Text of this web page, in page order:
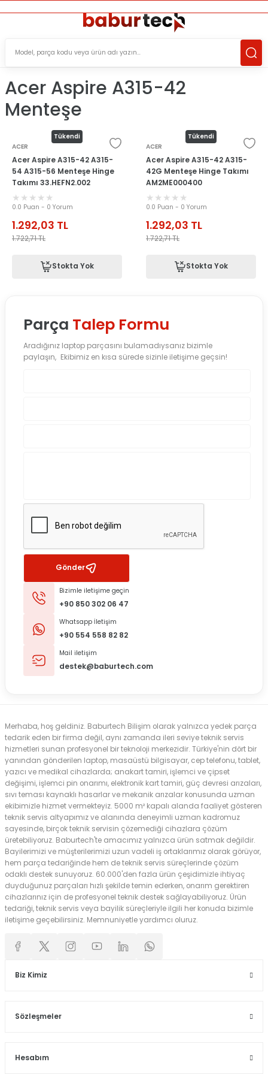
Acer Aspire A315-42
Menteşe
Tükendi
ACER
Acer Aspire A315-42 A315-
54 A315-56 Menteşe Hinge
Takımı 33.HEFN2.002
0.0 Puan - 0 Yorum
1.292,03 TL
1.722,71TL
Stokta Yok
Tükendi
ACER
Acer Aspire A315-42 A315-
42G Menteşe Hinge Takımı
AM2ME000400
AM2ME000300
0.0 Puan - 0 Yorum
1.292,03 TL
1.722,71TL
Stokta Yok
Parça Talep Formu
Aradığınız laptop parçasını bulamadıysanız bizimle
paylaşın, Ekibimiz en kısa sürede sizinle iletişime geçsin!
Gönder
Bizimle iletişime geçin
+90 850 302 06 47
Whatsapp İletişim
+90 554 558 82 82
Mail iletişim
destek@baburtech.com
Merhaba, hoş geldiniz. Baburtech Bilişim olarak yalnızca yedek parça
tedarik eden bir firma değil, aynı zamanda ileri seviye teknik servis
hizmetleri sunan profesyonel bir teknoloji merkezidir. Türkiye'nin dört bir
yanından gönderilen laptop, masaüstü bilgisayar, cep telefonu, tablet,
yazıcı ve medikal cihazlarda; anakart tamiri, işlemci ve çipset
değişimi, işlemci pin onarımı, elektronik kart tamiri, güç devresi arızaları,
sıvı teması kaynaklı hasarlar ve mekanik arızalar konusunda uzman
ekibimizle hizmet vermekteyiz. 5000 m² kapalı alanda faaliyet gösteren
teknik servis altyapımız ve alanında deneyimli uzman kadromuz
sayesinde, birçok teknik servisin çözemediği cihazlara çözüm
üretebiliyoruz. Baburtech'te amacımız yalnızca ürün satmak değildir.
Bayilerimizi ve müşterilerimizi uzun vadeli iş ortaklarımız olarak görüyor,
hem parça tedariğinde hem de teknik servis süreçlerinde çözüm
odaklı destek sunuyoruz. 60.000'den fazla ürün çeşidimizle ihtiyaç
duyduğunuz parçaları hızlı şekilde temin ederken, onarım gerektiren
cihazlarınız için de profesyonel teknik destek sağlayabiliyoruz. Ürün
tedariği, teknik servis veya bayilik süreçleriyle ilgili her konuda bizimle
iletişime geçebilirsiniz. Memnuniyetle yardımcı oluruz.
Biz Kimiz
Sözleşmeler
Hesabım